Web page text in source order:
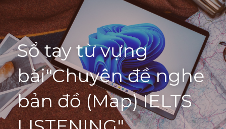
Adj
Từ vựng theo topic
Từ vựng theo Topic
Vocabulary - Grammar
Liên hệ
Lớp Siêu Cấp Tốc
HỌC THỬ →
Sổ tay từ vựng
bài"Chuyên đề nghe
bản đồ (Map) IELTS